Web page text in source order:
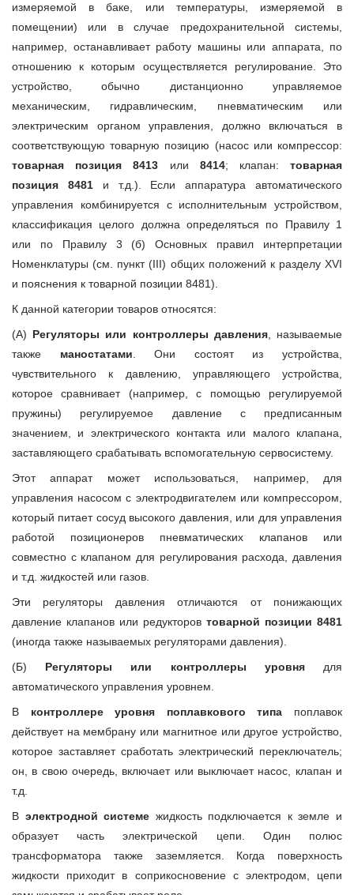
измеряемой в баке, или температуры, измеряемой в
помещении) или в случае предохранительной системы,
например, останавливает работу машины или аппарата, по
отношению к которым осуществляется регулирование. Это
устройство, обычно дистанционно управляемое
механическим, гидравлическим, пневматическим или
электрическим органом управления, должно включаться в
соответствующую товарную позицию (насос или компрессор:
товарная позиция 8413 или 8414; клапан:товарная
позиция 8481и т.д.). Если аппаратура автоматического
управления комбинируется с исполнительным устройством,
классификация целого должна определяться по Правилу 1
или по Правилу 3 (б) Основных правил интерпретации
Номенклатуры (см. пункт (III) общих положений к разделу XVI
и пояснения к товарной позиции 8481).
К данной категории товаров относятся:
(А) Регуляторы или контроллеры давления, называемые
также маностатами . Они состоят из устройства,
чувствительного к давлению, управляющего устройства,
которое сравнивает (например, с помощью регулируемой
пружины) регулируемое давление с предписанным
значением, и электрического контакта или малого клапана,
заставляющего срабатывать вспомогательную сервосистему.
Этот аппарат может использоваться, например, для
управления насосом с электродвигателем или компрессором,
который питает сосуд высокого давления, или для управления
работой позиционеров пневматических клапанов или
совместно с клапаном для регулирования расхода, давления
и т.д. жидкостей или газов.
Эти регуляторы давления отличаются от понижающих
давление клапанов или редукторов товарной позиции 8481
(иногда также называемых регуляторами давления).
(Б) Регуляторы или контроллеры уровня для
автоматического управления уровнем.
В контроллере уровня поплавкового типа поплавок
действует на мембрану или магнитное или другое устройство,
которое заставляет сработать электрический переключатель;
он, в свою очередь, включает или выключает насос, клапан и
т.д.
В электродной системе жидкость подключается к земле и
образует часть электрической цепи. Один полюс
трансформатора также заземляется. Когда поверхность
жидкости приходит в соприкосновение с электродом, цепи